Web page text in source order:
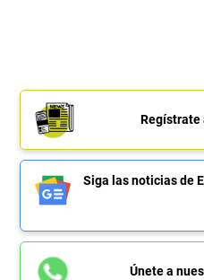
Regístrate
Siga las noticias de
Únete a